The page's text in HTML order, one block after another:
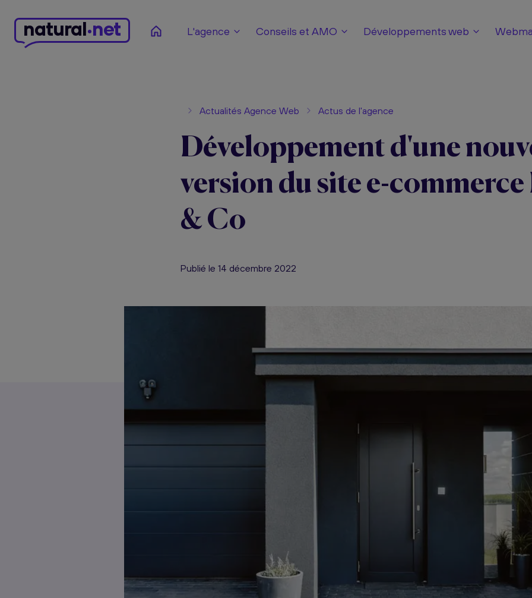
natural net L'agence Conseils et AMO Développements web
Actualités Agence Web Actus de l'agence
Développement d'une
version du site e-
& Co
Publié le 14 décembre 2022